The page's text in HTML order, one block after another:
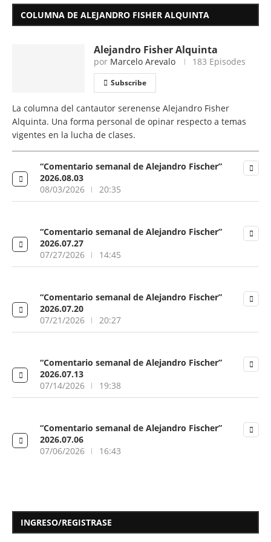
COLUMNA DE ALEJANDRO FISHER ALQUINTA
Alejandro Fisher Alquinta
por Marcelo Arevalo 183 Episodes
Subscribe
La columna del cantautor serenense Alejandro Fisher
Alquinta. Una forma personal de opinar respecto a temas
vigentes en la lucha de clases.
“Comentario semanal de Alejandro Fischer”
2026.08.03
08/03/2026
20:35
“Comentario semanal de Alejandro Fischer”
2026.07.27
07/27/2026
14:45
“Comentario semanal de Alejandro Fischer”
2026.07.20
07/21/2026
20:27
“Comentario semanal de Alejandro Fischer”
2026.07.13
07/14/2026
19:38
“Comentario semanal de Alejandro Fischer”
2026.07.06
07/06/2026
16:43
INGRESO/REGISTRASE